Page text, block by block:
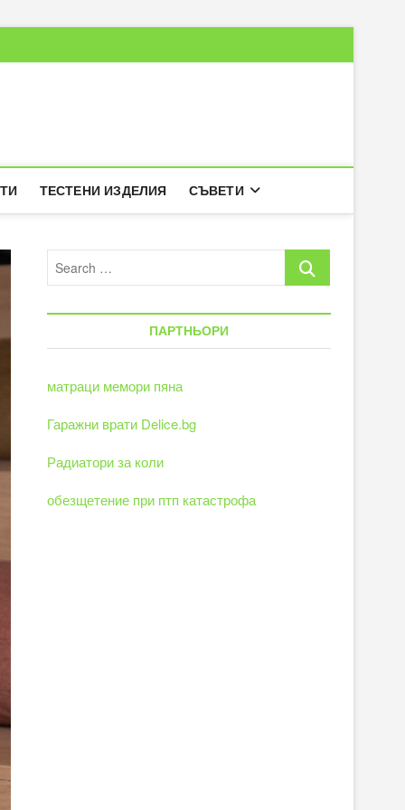
ТЕСТЕНИ ИЗДЕЛИЯ СЪВЕТИ
Search
ПАРТНЬОРИ
матраци мемори пяна
Гаражни врати Delice.bg
Радиатори за коли
обезщетение при птп катастрофа